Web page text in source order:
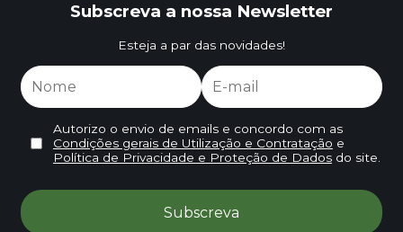
Subscreva a nossa Newsletter
Esteja a par das novidades!
Autorizo o envio de emails e concordo com as
Condições gerais de Utilização e Contratação e
Política de Privacidade e Proteção de Dadosdo site.